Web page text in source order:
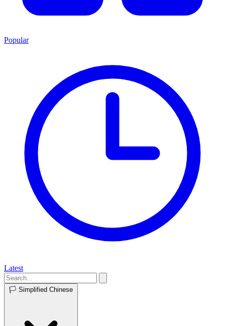
Popular
Latest
🏳️ Simplified Chinese